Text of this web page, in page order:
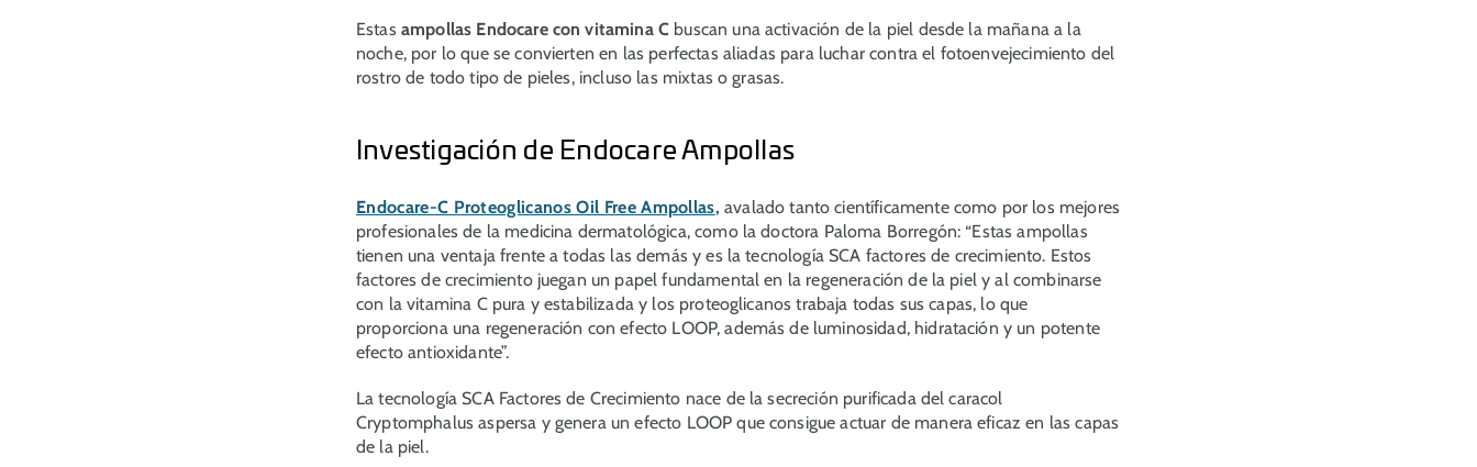
Estas ampollas Endocare con vitamina C buscan una activación de la piel desde la mañana a la
noche, por lo que se convierten en las perfectas aliadas para luchar contra el fotoenvejecimiento del
rostro de todo tipo de pieles, incluso las mixtas o grasas.
Investigación de Endocare Ampollas
Endocare-C Proteoglicanos Oil Free Ampollas, avalado tanto científicamente como por los mejores
profesionales de la medicina dermatológica, como la doctora Paloma Borregón: “Estas ampollas
tienen una ventaja frente a todas las demás y es la tecnología SCA factores de crecimiento. Estos
factores de crecimiento juegan un papel fundamental en la regeneración de la piel y al combinarse
con la vitamina C pura y estabilizada y los proteoglicanos trabaja todas sus capas, lo que
proporciona una regeneración con efecto LOOP, además de luminosidad, hidratación y un potente
efecto antioxidante”.
La tecnología SCA Factores de Crecimiento nace de la secreción purificada del caracol
Cryptomphalus aspersa y genera un efecto LOOP que consigue actuar de manera eficaz en las capas
de la piel.